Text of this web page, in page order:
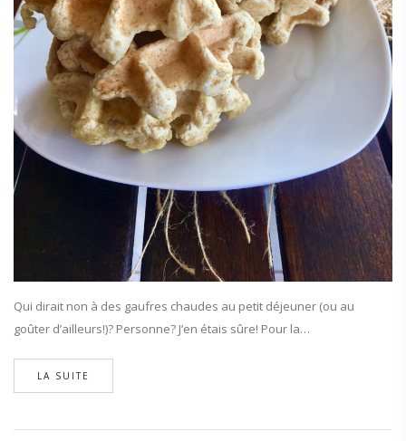
Qui dirait non à des gaufres chaudes au petit déjeuner (ou au
goûter d’ailleurs!)? Personne? J’en étais sûre! Pour la…
LA SUITE